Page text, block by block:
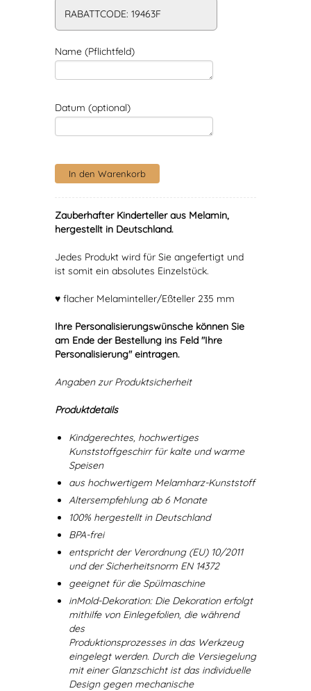
RABATTCODE: 19463F
Name (Pflichtfeld)
Datum (optional)
Zauberhafter Kinderteller aus Melamin,
hergestellt in Deutschland.
Jedes Produkt wird für Sie angefertigt und
ist somit ein absolutes Einzelstück.
♥ flacher Melaminteller/Eßteller 235 mm
Ihre Personalisierungswünsche können Sie
am Ende der Bestellung ins Feld "Ihre
Personalisierung" eintragen.
Angaben zur Produktsicherheit
Produktdetails
Kindgerechtes, hochwertiges
Kunststoffgeschirr für kalte und warme
Speisen
aus hochwertigem Melamharz-Kunststoff
Altersempfehlung ab 6 Monate
100% hergestellt in Deutschland
BPA-frei
entspricht der Verordnung (EU) 10/2011
und der Sicherheitsnorm EN 14372
geeignet für die Spülmaschine
inMold-Dekoration: Die Dekoration erfolgt
mithilfe von Einlegefolien, die während
des
Produktionsprozesses in das Werkzeug
eingelegt werden. Durch die Versiegelung
mit einer Glanzschicht ist das individuelle
Design gegen mechanische